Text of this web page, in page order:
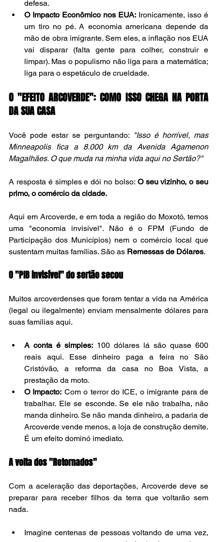
defesa.
O Impacto Econômico nos EUA: Ironicamente, isso é
um tiro no pé. A economia americana depende da
mão de obra imigrante. Sem eles, a inflação nos EUA
vai disparar (falta gente para colher, construir e
limpar). Mas o populismo não liga para a matemática;
liga para o espetáculo de crueldade.
O "EFEITO ARCOVERDE": COMO ISSO CHEGA NA PORTA
DA SUA CASA
Você pode estar se perguntando: "Isso é horrível, mas
Minneapolis fica a 8.000 km da Avenida Agamenon
Magalhães. O que muda na minha vida aqui no Sertão?"
A resposta é simples e dói no bolso: O seu vizinho, o seu
primo, o comércio da cidade.
Aqui em Arcoverde, e em toda a região do Moxotó, temos
uma "economia invisível". Não é o FPM (Fundo de
Participação dos Municípios) nem o comércio local que
sustentam muitas famílias. São as Remessas de Dólares.
O "PIB invisível" do sertão secou
Muitos arcoverdenses que foram tentar a vida na América
(legal ou ilegalmente) enviam mensalmente dólares para
suas famílias aqui.
A conta é simples: 100 dólares lá são quase 600
reais aqui. Esse dinheiro paga a feira no São
Cristóvão, a reforma da casa no Boa Vista, a
prestação da moto.
O Impacto: Com o terror do ICE, o imigrante para de
trabalhar. Ele se esconde. Se ele não trabalha, não
manda dinheiro. Se não manda dinheiro, a padaria de
Arcoverde vende menos, a loja de construção demite.
É um efeito dominó imediato.
A volta dos "Retornados"
Com a aceleração das deportações, Arcoverde deve se
preparar para receber filhos da terra que voltarão sem
nada.
Imagine centenas de pessoas voltando de uma vez,